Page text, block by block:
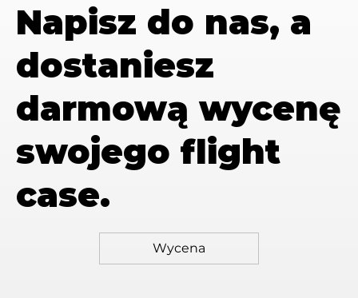
Napisz do nas, a
dostaniesz
darmową wycenę
swojego flight
case.